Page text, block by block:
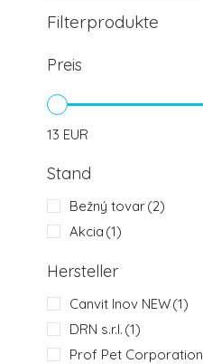
Filterprodukte
Preis
13 EUR
Stand
Bežný tovar(2)
Akcia (1)
Hersteller
Canvit Inov NEW(1)
DRN s.r.l. (1)
Prof Pet Corporation